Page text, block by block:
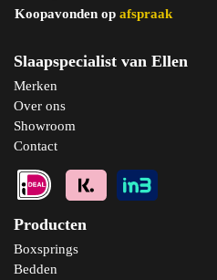
Bekijk product
Koopavonden op afspraak
Slaapspecialist van Ellen
Merken
Over ons
Showroom
Contact
Producten
Boxsprings
Bedden